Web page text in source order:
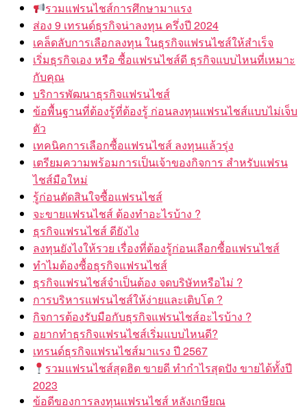
รวมแฟรนไชส์การศึกษามาแรง
ส่อง 9 เทรนด์ธุรกิจน่าลงทุน ครึ่งปี 2024
เคล็ดลับการเลือกลงทุน ในธุรกิจแฟรนไชส์ให้สำเร็จ
เริ่มธุรกิจเอง หรือ ซื้อแฟรนไชส์ดี ธุรกิจแบบไหนที่เหมาะ
กับคุณ
บริการพัฒนาธุรกิจแฟรนไชส์
ข้อพื้นฐานที่ต้องรู้ที่ต้องรู้ ก่อนลงทุนแฟรนไชส์แบบไม่เจ็บ
ตัว
เทคนิคการเลือกซื้อแฟรนไชส์ ลงทุนแล้วรุ่ง
เตรียมความพร้อมการเป็นเจ้าของกิจการ สำหรับแฟรน
ไชส์มือใหม่
รู้ก่อนตัดสินใจซื้อแฟรนไชส์
จะขายแฟรนไชส์ ต้องทำอะไรบ้าง ?
ธุรกิจแฟรนไชส์ ดียังไง
ลงทุนยังไงให้รวย เรื่องที่ต้องรู้ก่อนเลือกซื้อแฟรนไชส์
ทำไมต้องซื้อธุรกิจแฟรนไชส์
ธุรกิจแฟรนไชส์จำเป็นต้อง จดบริษัทหรือไม่ ?
การบริหารแฟรนไชส์ให้ง่ายและเติบโต ?
กิจการต้องรับมือกับธุรกิจแฟรนไชส์อะไรบ้าง ?
อยากทำธุรกิจแฟรนไชส์เริ่มแบบไหนดี?
เทรนด์ธุรกิจแฟรนไชส์มาแรง ปี 2567
รวมแฟรนไชส์สุดฮิต ขายดี ทำกำไรสุดปัง ขายได้ทั้งปี
2023
ข้อดีของการลงทุนแฟรนไชส์ หลังเกษียณ